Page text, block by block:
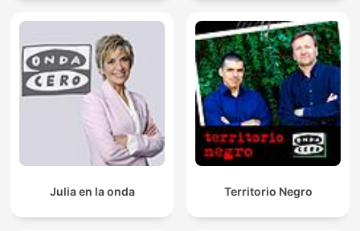
Julia en la onda Territorio Negro